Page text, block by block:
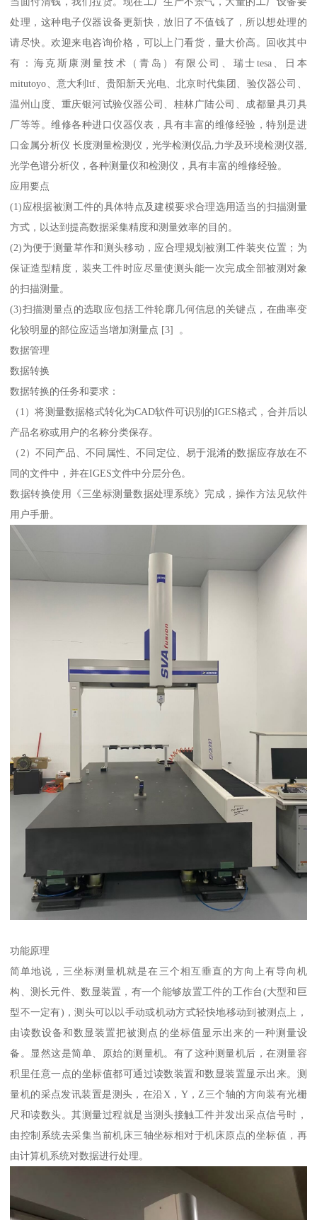
处理，这种电子仪器设备更新快，放旧了不值钱了，所以想处理的
请尽快。欢迎来电咨询价格，可以上门看货，量大价高。回收其中
有：海克斯康测量技术（青岛）有限公司、瑞士tesa、日本
mitutoyo、意大利ltf、贵阳新天光电、北京时代集团、验仪器公司、
温州山度、重庆银河试验仪器公司、桂林广陆公司、成都量具刃具
厂等等。维修各种进口仪器仪表，具有丰富的维修经验，特别是进
口金属分析仪 长度测量检测仪，光学检测仪品,力学及环境检测仪器,
光学色谱分析仪，各种测量仪和检测仪，具有丰富的维修经验。
应用要点
(1)应根据被测工件的具体特点及建模要求合理选用适当的扫描测量
方式，以达到提高数据采集精度和测量效率的目的。
(2)为便于测量草作和测头移动，应合理规划被测工件装夹位置；为
保证造型精度，装夹工件时应尽量使测头能一次完成全部被测对象
的扫描测量。
(3)扫描测量点的选取应包括工件轮廓几何信息的关键点，在曲率变
化较明显的部位应适当增加测量点 [3] 。
数据管理
数据转换
数据转换的任务和要求：
（1）将测量数据格式转化为CAD软件可识别的IGES格式，合并后以
产品名称或用户的名称分类保存。
（2）不同产品、不同属性、不同定位、易于混淆的数据应存放在不
同的文件中，并在IGES文件中分层分色。
数据转换使用《三坐标测量数据处理系统》完成，操作方法见软件
用户手册。
功能原理
简单地说，三坐标测量机就是在三个相互垂直的方向上有导向机
构、测长元件、数显装置，有一个能够放置工件的工作台(大型和巨
型不一定有)，测头可以以手动或机动方式轻快地移动到被测点上，
由读数设备和数显装置把被测点的坐标值显示出来的一种测量设
备。显然这是简单、原始的测量机。有了这种测量机后，在测量容
积里任意一点的坐标值都可通过读数装置和数显装置显示出来。测
量机的采点发讯装置是测头，在沿X，Y，Z三个轴的方向装有光栅
尺和读数头。其测量过程就是当测头接触工件并发出采点信号时，
由控制系统去采集当前机床三轴坐标相对于机床原点的坐标值，再
由计算机系统对数据进行处理。